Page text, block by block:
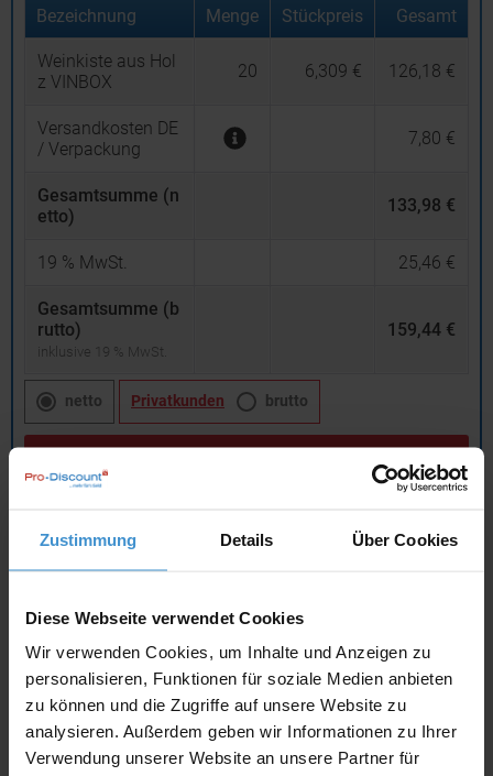
Zustimmung Details Über Cookies
Diese Webseite verwendet Cookies
Wir verwenden Cookies, um Inhalte und Anzeigen zu
personalisieren, Funktionen für soziale Medien anbieten
zu können und die Zugriffe auf unsere Website zu
analysieren. Außerdem geben wir Informationen zu Ihrer
Verwendung unserer Website an unsere Partner für
Bezeichnung Menge Stückpreis Gesamt
Weinkiste aus Hol
z VINBOX
20 6,309 € 126,18 €
Versandkosten DE
/ Verpackung
7,80 €
Gesamtsumme (n
etto)
133,98 €
19 % MwSt. 25,46 €
Gesamtsumme (b
rutto)
inklusive 19 % MwSt.
159,44 €
netto Privatkunden brutto
Angebot drucken
Lieferzeiten
Artikel mit Werbeanbringung: ca. 10 Werktage
Muster mit Ihrer
Werbeanbringung zur Freigabe
ca. 10 Werktage